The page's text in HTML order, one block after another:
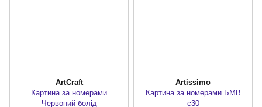
ArtCraft
Картина за номерами
Червоний болід
Artissimo
Картина за номерами БМВ
є30